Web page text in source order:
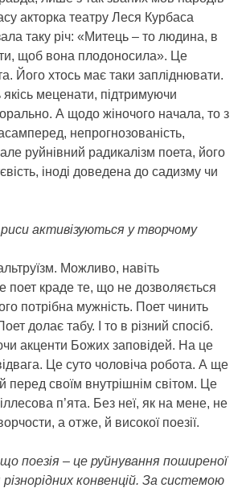
акторка театру Леся Курбаса
таку річ: «Митець – то людина, в
щоб вона плодоносила». Це
Його хтось має таки запліднювати.
меценати, підтримуючи
А щодо жіночого начала, то з
непрогнозованість,
руйнівний радикалізм поета, його
іноді доведена до садизму чи
риси активізуються у творчому
Можливо, навіть
поет краде те, що не дозволяється
потрібна мужність. Поет чинить
долає табу. І то в різний спосіб.
акценти Божих заповідей. На це
Це суто чоловіча робота. А ще
перед своїм внутрішнім світом. Це
п’ята. Без неї, як на мене, не
а отже, й високої поезії.
поезія – це руйнування поширеної
конвенцій. За системою